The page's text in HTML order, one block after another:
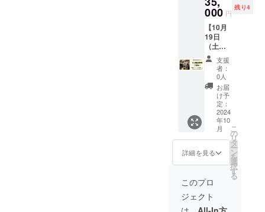
ルにて
しま
す。 ※
醸造す
るビー
ルのビ
アスタ
イルな
どレシ
ピの指
定出来
ませ
ん。
~18時予
定 ・場
所：東
京都中
央区日
本橋本
町3-11-
COMMI
SSARY
NIHON
BASHI
・クラ
ウド
ファン
ディン
細情報
ルにて
ご案内
000 円
残り4
【10月
19日
（土）
】醸造
体験
（完成
したタ
イミン
グで12
本プレ
ゼン
ト！付
き） ・
日程：
2024年
日(土)
10時
~18時予
定 ・場
支援
者：
0人
お届
け予
定：
2024
年10
月
詳細を見る
こ
の
リ
タ
ー
ン
を
選
択
す
る
このプロ
ジェクト